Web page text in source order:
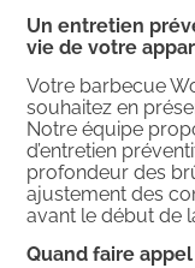
Un entretien
vie de votre
Votre barbecue
souhaitez en
Notre équipe
d’entretien
profondeur des
ajustement des
avant le début de
Quand faire